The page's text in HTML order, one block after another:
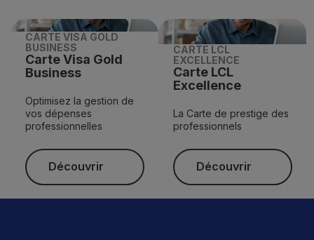
CARTE VISA GOLD
BUSINESS
Carte Visa Gold
Business
Optimisez la gestion de
vos dépenses
professionnelles
Découvrir
Découvrir
CARTE LCL
EXCELLENCE
Carte LCL
Excellence
La Carte de prestige des
professionnels
Découvrir
Découvrir